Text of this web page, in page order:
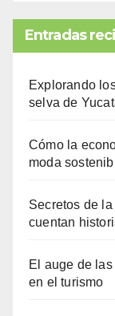
Entradas
Explorando
selva de
Cómo la
moda
Secretos de
cuentan
El auge de
en el turismo